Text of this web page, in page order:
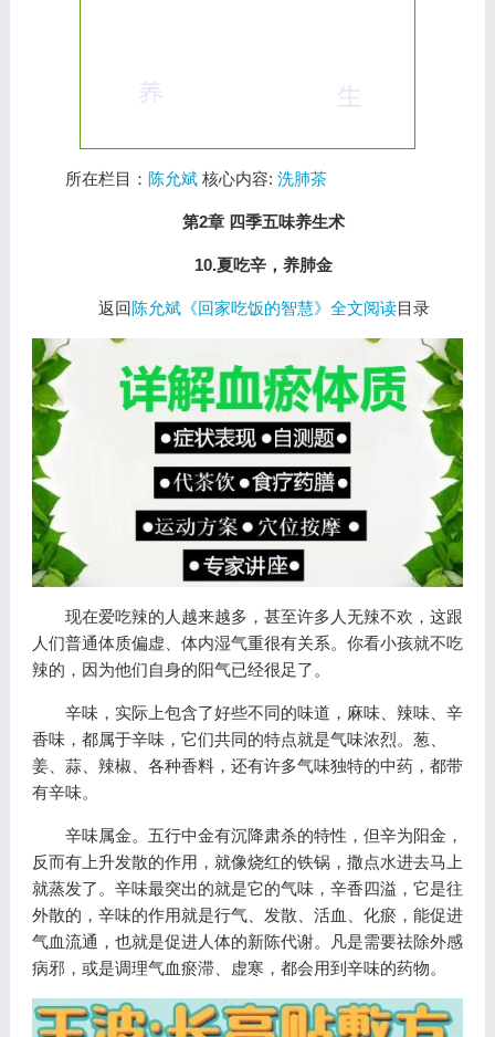
所在栏目： 陈允斌核心内容: 洗肺茶
第2章 四季五味养生术
10.夏吃辛，养肺金
返回陈允斌《回家吃饭的智慧》全文阅读目录
现在爱吃辣的人越来越多，甚至许多人无辣不欢，这跟
人们普通体质偏虚、体内湿气重很有关系。你看小孩就不吃
辣的，因为他们自身的阳气已经很足了。
辛味，实际上包含了好些不同的味道，麻味、辣味、辛
香味，都属于辛味，它们共同的特点就是气味浓烈。葱、
姜、蒜、辣椒、各种香料，还有许多气味独特的中药，都带
有辛味。
辛味属金。五行中金有沉降肃杀的特性，但辛为阳金，
反而有上升发散的作用，就像烧红的铁锅，撒点水进去马上
就蒸发了。辛味最突出的就是它的气味，辛香四溢，它是往
外散的，辛味的作用就是行气、发散、活血、化瘀，能促进
气血流通，也就是促进人体的新陈代谢。凡是需要祛除外感
病邪，或是调理气血瘀滞、虚寒，都会用到辛味的药物。